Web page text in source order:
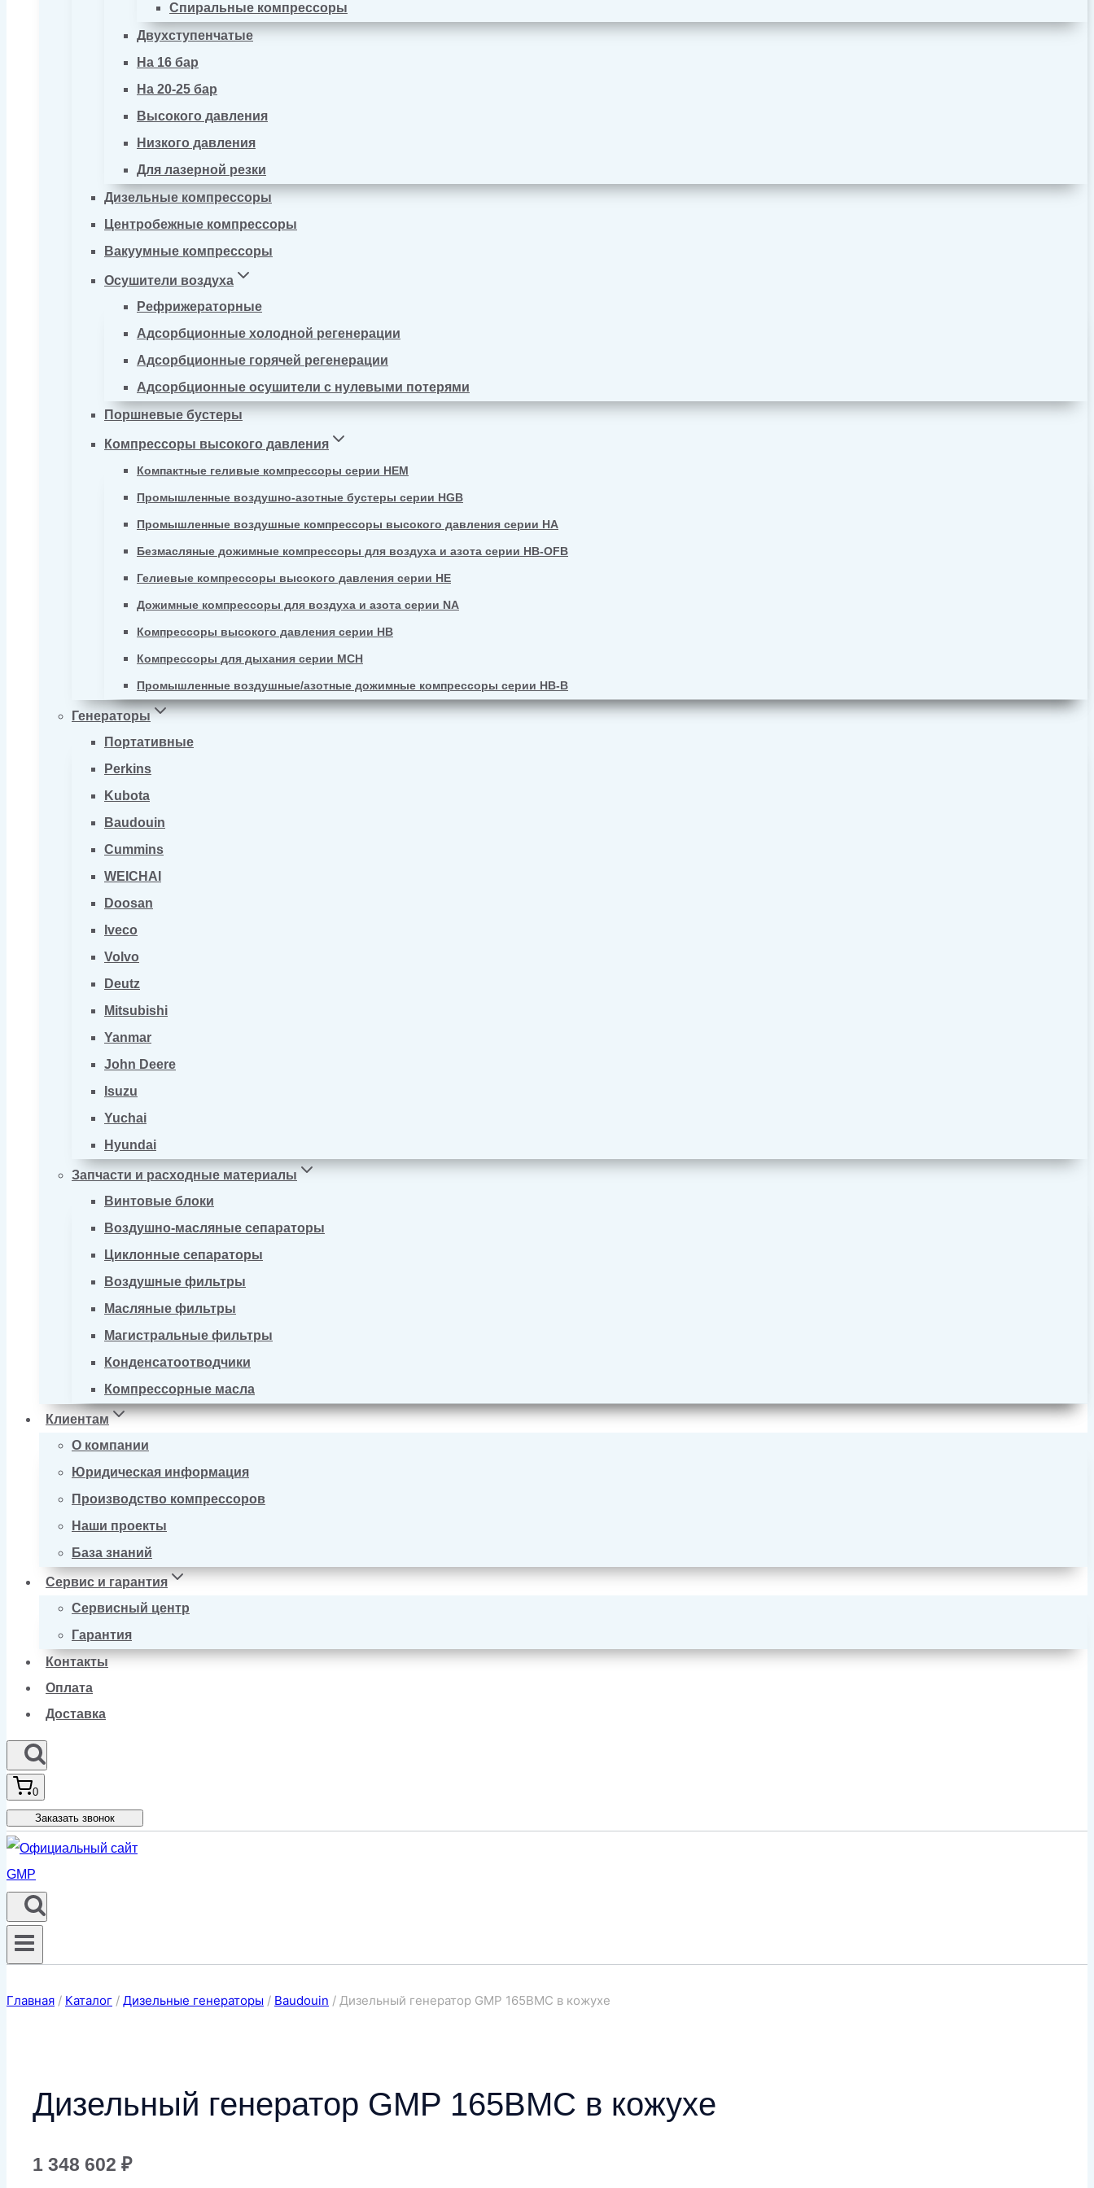
Спиральные компрессоры
Двухступенчатые
На 16 бар
На 20-25 бар
Высокого давления
Низкого давления
Для лазерной резки
Дизельные компрессоры
Центробежные компрессоры
Вакуумные компрессоры
Осушители воздуха
Рефрижераторные
Адсорбционные холодной регенерации
Адсорбционные горячей регенерации
Адсорбционные осушители с нулевыми потерями
Поршневые бустеры
Компрессоры высокого давления
Компактные геливые компрессоры серии HEM
Промышленные воздушно-азотные бустеры серии HGB
Промышленные воздушные компрессоры высокого давления серии HA
Безмасляные дожимные компрессоры для воздуха и азота серии HB-OFB
Гелиевые компрессоры высокого давления серии HE
Дожимные компрессоры для воздуха и азота серии NA
Компрессоры высокого давления серии HB
Компрессоры для дыхания серии MCH
Промышленные воздушные/азотные дожимные компрессоры серии HB-B
Генераторы
Портативные
Perkins
Kubota
Baudouin
Cummins
WEICHAI
Doosan
Iveco
Volvo
Deutz
Mitsubishi
Yanmar
John Deere
Isuzu
Yuchai
Hyundai
Запчасти и расходные материалы
Винтовые блоки
Воздушно-масляные сепараторы
Циклонные сепараторы
Воздушные фильтры
Масляные фильтры
Магистральные фильтры
Конденсатоотводчики
Компрессорные масла
Клиентам
О компании
Юридическая информация
Производство компрессоров
Наши проекты
База знаний
Сервис и гарантия
Сервисный центр
Гарантия
Контакты
Оплата
Доставка
0
Заказать звонок
Главная / Каталог / Дизельные генераторы / Baudouin / Дизельный генератор GMP 165BMC в кожухе
Дизельный генератор GMP 165BMC в кожухе
1 348 602 ₽